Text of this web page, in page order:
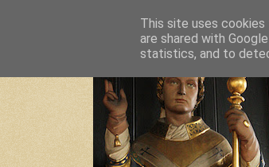
This site uses
are shared with
statistics, and to